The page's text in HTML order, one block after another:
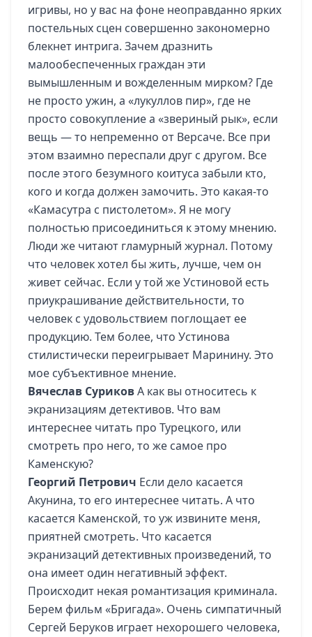
игривы, но у вас на фоне неоправданно ярких
постельных сцен совершенно закономерно
блекнет интрига. Зачем дразнить
малообеспеченных граждан эти
вымышленным и вожделенным мирком? Где
не просто ужин, а «лукуллов пир», где не
просто совокупление а «звериный рык», если
вещь — то непременно от Версаче. Все при
этом взаимно переспали друг с другом. Все
после этого безумного коитуса забыли кто,
кого и когда должен замочить. Это какая-то
«Камасутра с пистолетом». Я не могу
полностью присоединиться к этому мнению.
Люди же читают гламурный журнал. Потому
что человек хотел бы жить, лучше, чем он
живет сейчас. Если у той же Устиновой есть
приукрашивание действительности, то
человек с удовольствием поглощает ее
продукцию. Тем более, что Устинова
стилистически переигрывает Маринину. Это
мое субъективное мнение.
Вячеслав СуриковА как вы относитесь к
экранизациям детективов. Что вам
интереснее читать про Турецкого, или
смотреть про него, то же самое про
Каменскую?
Георгий Петрович Если дело касается
Акунина, то его интереснее читать. А что
касается Каменской, то уж извините меня,
приятней смотреть. Что касается
экранизаций детективных произведений, то
она имеет один негативный эффект.
Происходит некая романтизация криминала.
Берем фильм «Бригада». Очень симпатичный
Сергей Беруков играет нехорошего человека,